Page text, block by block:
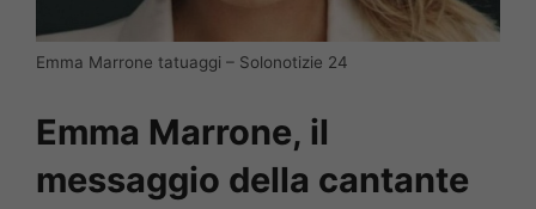
Emma Marrone tatuaggi – Solonotizie 24
Emma Marrone, il
messaggio della cantante